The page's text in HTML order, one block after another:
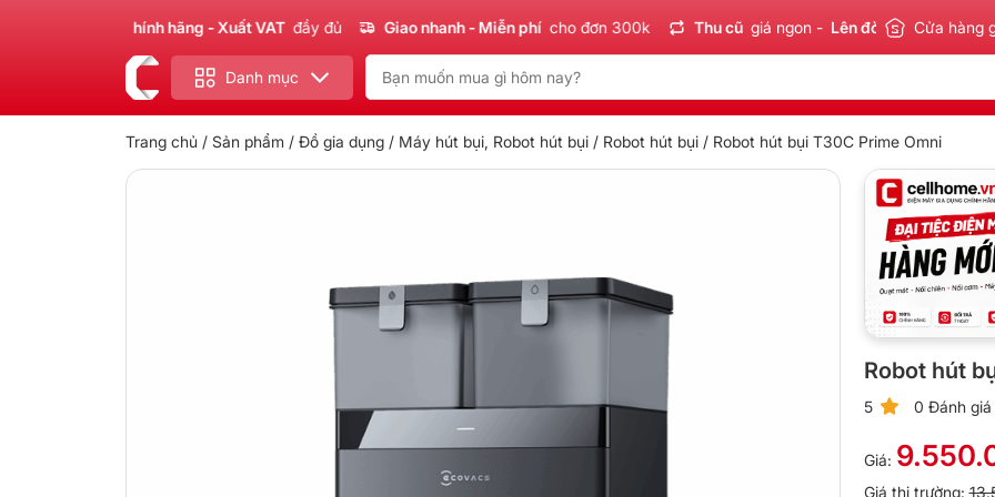
Chính hãng - Xuất VAT đầy đủ Giao nhanh - Miễn phí cho đơn 300k Thu cũ giá ngon - Lên đời tiết kiệm Sản
Cửa hàng
Danh mục
Trang chủ / Sản phẩm / Đồ gia dụng/ Máy hút bụi, Robot hút bụi/ Robot hút bụi/ Robot hút bụi T30C Prime Omni
Robot hút
5 0 Đánh giá
Giá:
Giá thị trường: